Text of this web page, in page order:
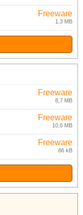
Freeware
1,3 MB
Freeware
8,7 MB
Freeware
10,6 MB
Freeware
86 kB